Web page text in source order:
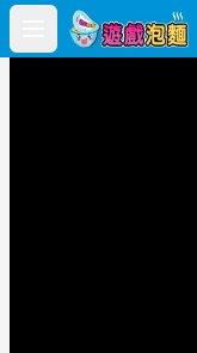
Open main